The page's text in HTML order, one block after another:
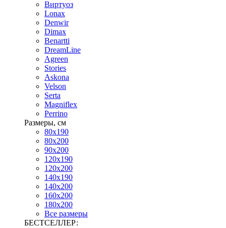
Виртуоз
Lonax
Denwir
Dimax
Benartti
DreamLine
Agreen
Stories
Askona
Velson
Serta
Magniflex
Perrino
Размеры, см
80х190
80х200
90х200
120х190
120х200
140х190
140х200
160х200
180х200
Все размеры
БЕСТСЕЛЛЕР: